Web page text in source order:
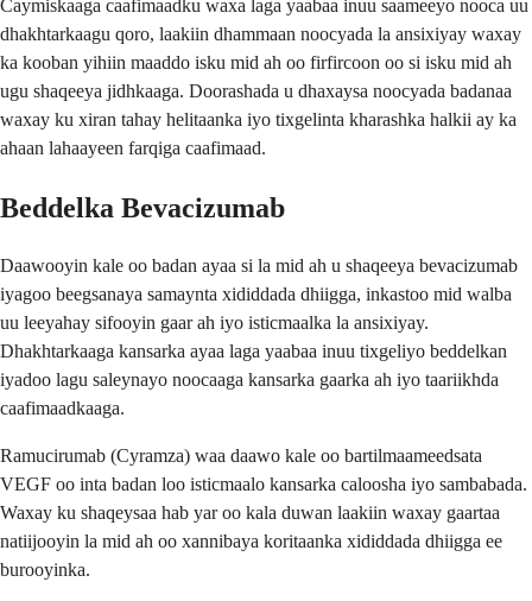
Caymiskaaga caafimaadku waxa laga yaabaa inuu saameeyo nooca uu
dhakhtarkaagu qoro, laakiin dhammaan noocyada la ansixiyay waxay
ka kooban yihiin maaddo isku mid ah oo firfircoon oo si isku mid ah
ugu shaqeeya jidhkaaga. Doorashada u dhaxaysa noocyada badanaa
waxay ku xiran tahay helitaanka iyo tixgelinta kharashka halkii ay ka
ahaan lahaayeen farqiga caafimaad.
Beddelka Bevacizumab
Daawooyin kale oo badan ayaa si la mid ah u shaqeeya bevacizumab
iyagoo beegsanaya samaynta xididdada dhiigga, inkastoo mid walba
uu leeyahay sifooyin gaar ah iyo isticmaalka la ansixiyay.
Dhakhtarkaaga kansarka ayaa laga yaabaa inuu tixgeliyo beddelkan
iyadoo lagu saleynayo noocaaga kansarka gaarka ah iyo taariikhda
caafimaadkaaga.
Ramucirumab (Cyramza) waa daawo kale oo bartilmaameedsata
VEGF oo inta badan loo isticmaalo kansarka caloosha iyo sambabada.
Waxay ku shaqeysaa hab yar oo kala duwan laakiin waxay gaartaa
natiijooyin la mid ah oo xannibaya koritaanka xididdada dhiigga ee
burooyinka.